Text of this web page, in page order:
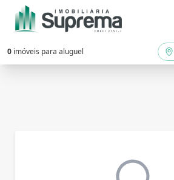
0 imóveis para aluguel